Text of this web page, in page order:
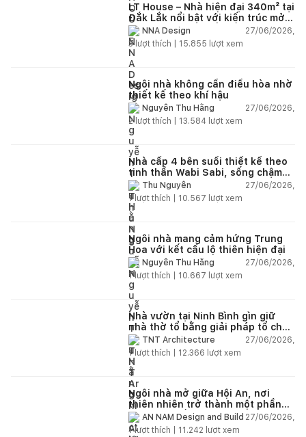
LT House – Nhà hiện đại 340m² tại
Đắk Lắk nổi bật với kiến trúc mở
và hệ sân vườn kết nối thiên
nhiên
NNA Design
27/06/2026,
3lượt thích | 15.855 lượt xem
Ngôi nhà không cần điều hòa nhờ
thiết kế theo khí hậu
Nguyễn Thu Hằng
27/06/2026,
2lượt thích | 13.584 lượt xem
Nhà cấp 4 bên suối thiết kế theo
tinh thần Wabi Sabi, sống chậm
giữa thiên nhiên
Thu Nguyễn
27/06/2026,
1lượt thích | 10.567 lượt xem
Ngôi nhà mang cảm hứng Trung
Hoa với kết cấu lộ thiên hiện đại
Nguyễn Thu Hằng
27/06/2026,
1lượt thích | 10.667 lượt xem
Nhà vườn tại Ninh Bình gìn giữ
nhà thờ tổ bằng giải pháp tổ chức
lại không gian
TNT Architecture
27/06/2026,
1lượt thích | 12.366 lượt xem
Ngôi nhà mở giữa Hội An, nơi
thiên nhiên trở thành một phần
của cuộc sống
AN NAM Design and Build 27/06/2026,
1lượt thích | 11.242 lượt xem